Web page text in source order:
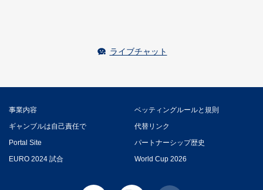
ライブチャット
事業内容
ベッティングルールと規則
ギャンブルは自己責任で
代替リンク
Portal Site
パートナーシップ歴史
EURO 2024 試合
World Cup 2026